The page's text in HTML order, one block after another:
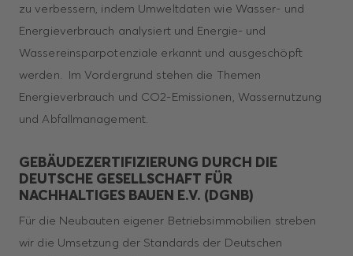
zu verbessern, indem Umweltdaten wie Wasser- und
Energieverbrauch analysiert und Energie- und
Wassereinsparpotenziale erkannt und ausgeschöpft
werden. Im Vordergrund stehen die Themen
Energieverbrauch und CO2-Emissionen, Wassernutzung
und Abfallmanagement.
GEBÄUDEZERTIFIZIERUNG DURCH DIE
DEUTSCHE GESELLSCHAFT FÜR
NACHHALTIGES BAUEN E.V. (DGNB)
Für die Neubauten eigener Betriebsimmobilien streben
wir die Umsetzung der Standards der Deutschen